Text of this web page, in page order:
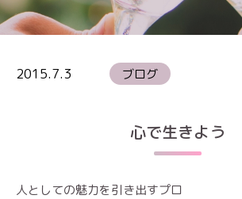
2015.7.3 ブログ
心で生きよう
人としての魅力を引き出すプロ